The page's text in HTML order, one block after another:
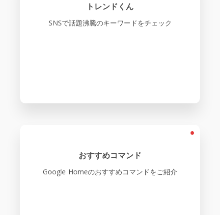
トレンドくん
SNSで話題沸騰のキーワードをチェック
おすすめコマンド
Google Homeのおすすめコマンドをご紹介